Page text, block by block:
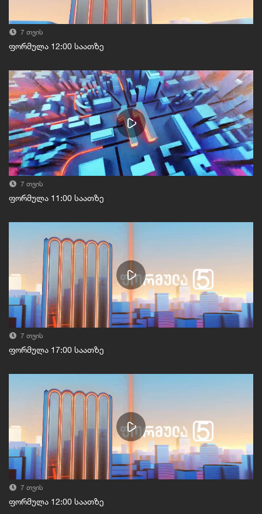
7 თვის
ფორმულა 12:00 საათზე
7 თვის
ფორმულა 11:00 საათზე
7 თვის
ფორმულა 17:00 საათზე
7 თვის
ფორმულა 12:00 საათზე